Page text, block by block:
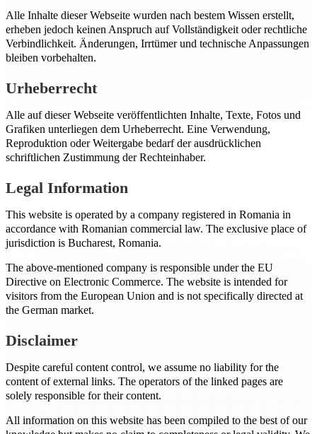
Alle Inhalte dieser Webseite wurden nach bestem Wissen erstellt,
erheben jedoch keinen Anspruch auf Vollständigkeit oder rechtliche
Verbindlichkeit. Änderungen, Irrtümer und technische Anpassungen
bleiben vorbehalten.
Urheberrecht
Alle auf dieser Webseite veröffentlichten Inhalte, Texte, Fotos und
Grafiken unterliegen dem Urheberrecht. Eine Verwendung,
Reproduktion oder Weitergabe bedarf der ausdrücklichen
schriftlichen Zustimmung der Rechteinhaber.
Legal Information
This website is operated by a company registered in Romania in
accordance with Romanian commercial law. The exclusive place of
jurisdiction is Bucharest, Romania.
The above-mentioned company is responsible under the EU
Directive on Electronic Commerce. The website is intended for
visitors from the European Union and is not specifically directed at
the German market.
Disclaimer
Despite careful content control, we assume no liability for the
content of external links. The operators of the linked pages are
solely responsible for their content.
All information on this website has been compiled to the best of our